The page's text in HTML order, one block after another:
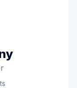
Payments